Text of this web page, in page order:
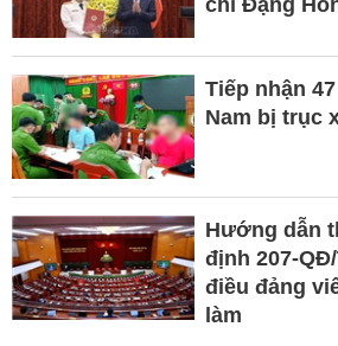
Tiếp nhận
Nam bị trục
Hướng dẫn
định 207-
điều đảng
làm